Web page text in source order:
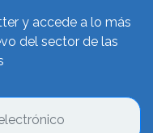
y accede a lo más
del sector de las